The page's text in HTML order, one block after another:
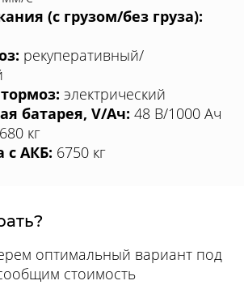
(с грузом/без груза):
рекуперативный/
электрический
батарея, V/Aч: 48 В/1000 Aч
кг
с АКБ: 6750 кг
оптимальный вариант под
стоимость